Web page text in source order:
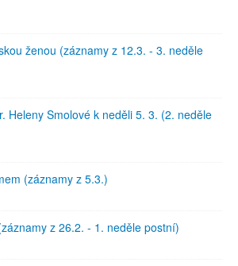
ženou (záznamy z 12.3. - 3. neděle
Heleny Smolové k neděli 5. 3. (2. neděle
(záznamy z 5.3.)
z 26.2. - 1. neděle postní)